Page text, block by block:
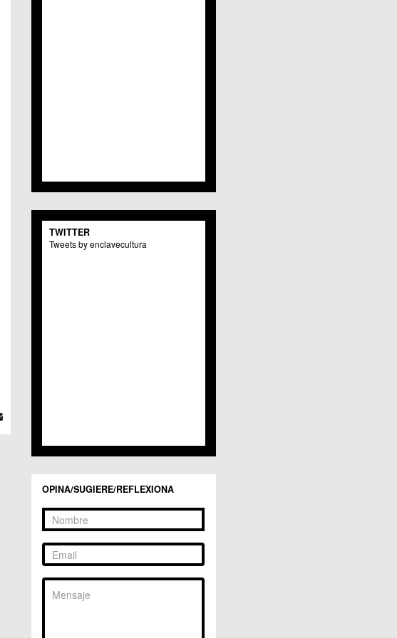
C.C.S. La Paz
C.M. El Carmen
Centros Culturales
C.C. Puertas de Castilla
C.C. Zarandona
TWITTER
Tweets by enclavecultura
OPINA/SUGIERE/REFLEXIONA